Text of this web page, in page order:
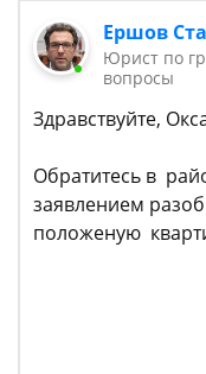
Ершов
Юрист по
вопросы
Здравствуйте,
Обратитесь в
заявлением
положеную